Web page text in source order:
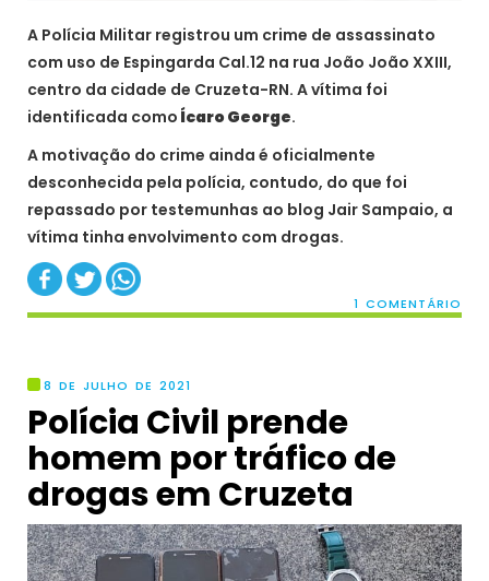
A Polícia Militar registrou um crime de assassinato
com uso de Espingarda Cal.12 na rua João João XXIII,
centro da cidade de Cruzeta-RN. A vítima foi
identificada como Ícaro George.
A motivação do crime ainda é oficialmente
desconhecida pela polícia, contudo, do que foi
repassado por testemunhas ao blog Jair Sampaio, a
vítima tinha envolvimento com drogas.
1 COMENTÁRIO
8 DE JULHO DE 2021
Polícia Civil prende
homem por tráfico de
drogas em Cruzeta